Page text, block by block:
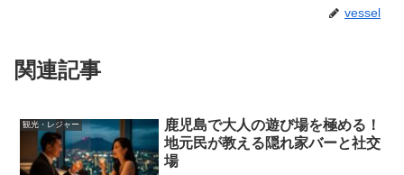
vessel
関連記事
観光・レジャー
鹿児島で大人の遊び場を極める！
地元民が教える隠れ家バーと社交
場